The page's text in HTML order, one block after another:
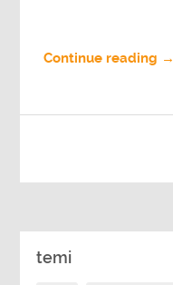
Continue reading →
temi